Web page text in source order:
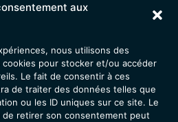
aux
nous utilisons des
pour stocker et/ou accéder
Le fait de consentir à ces
de traiter des données telles que
ou les ID uniques sur ce site. Le
retirer son consentement peut